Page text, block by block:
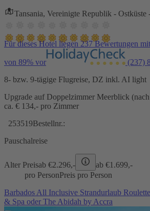
Tansania, Vereinigte Republik -
Für dieses Hotel liegen 237 Bewertungen
von 89% vor (237)
8- bzw. 9-tägige Flugreise, DZ inkl. AI light
Upgrade auf Doppelzimmer Meerblick
ca. € 134,- pro Zimmer
253519Bestellnr.:
Pauschalreise
Alter Preisab €2.296,- ab €1.699,-
pro PersonPreis pro Person
Barbados All Inclusive Strandurlaub
& Spa oder The Abidah by Accra